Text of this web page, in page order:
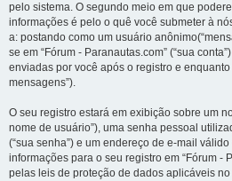
pelo sistema. O segundo meio em que
informações é pelo o quê você submeter à
a: postando como um usuário
se em “Fórum - Paranautas.com” (“sua
enviadas por você após o registro e
mensagens”).
O seu registro estará em exibição sobre um
nome de usuário”), uma senha pessoal
(“sua senha”) e um endereço de e-mail válido
informações para o seu registro em “Fórum -
pelas leis de proteção de dados aplicáveis